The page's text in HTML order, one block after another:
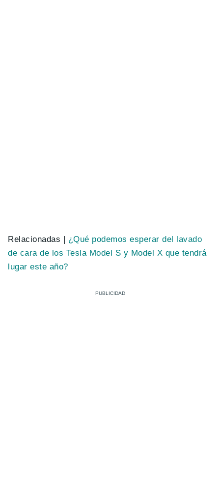
Relacionadas | ¿Qué podemos esperar del lavado
de cara de los Tesla Model S y Model X que tendrá
lugar este año?